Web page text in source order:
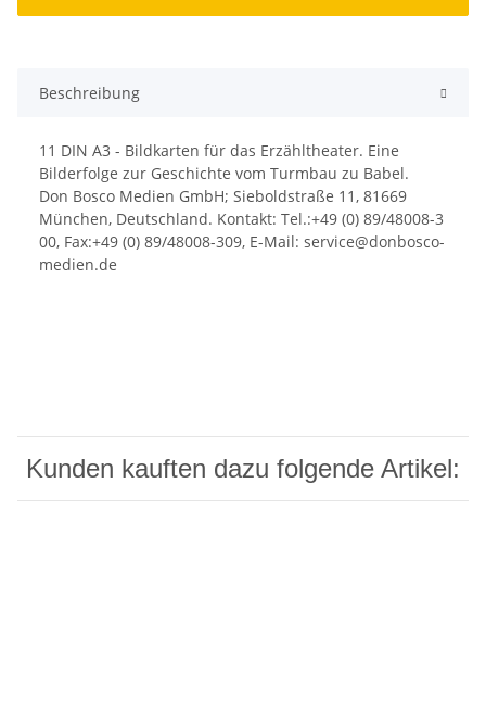
Beschreibung
11 DIN A3 - Bildkarten für das Erzähltheater. Eine
Bilderfolge zur Geschichte vom Turmbau zu Babel.
Don Bosco Medien GmbH; Sieboldstraße 11, 81669
München, Deutschland. Kontakt: Tel.:+49 (0) 89/48008-3
00, Fax:+49 (0) 89/48008-309, E-Mail: service@donbosco-
medien.de
Kunden kauften dazu folgende Artikel: